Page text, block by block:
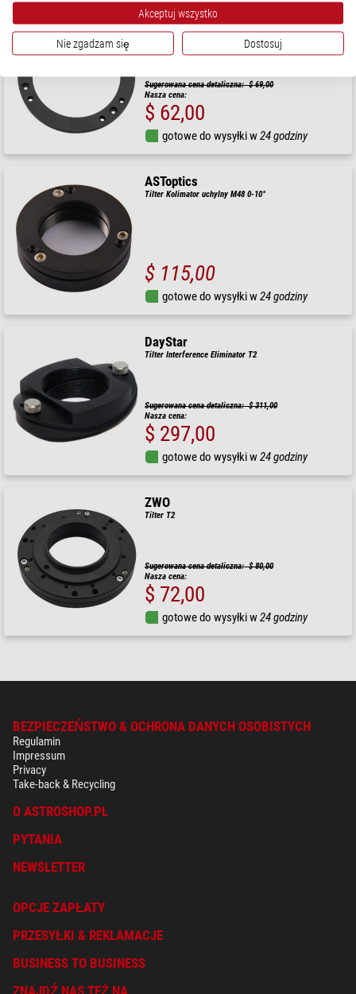
ZWO
Tilter M68
Sugerowana cena detaliczna: $ 69,00
Nasza cena:
$ 62,00
gotowe do wysyłki w24 godziny
ASToptics
Tilter Kolimator uchylny M48 0-10°
$ 115,00
gotowe do wysyłki w24 godziny
DayStar
Tilter Interference Eliminator T2
Sugerowana cena detaliczna: $ 311,00
Nasza cena:
$ 297,00
gotowe do wysyłki w24 godziny
ZWO
Tilter T2
Sugerowana cena detaliczna: $ 80,00
Nasza cena:
$ 72,00
gotowe do wysyłki w24 godziny
BEZPIECZEŃSTWO & OCHRONA DANYCH OSOBISTYCH
Regulamin
Impressum
Privacy
Take-back & Recycling
O ASTROSHOP.PL
PYTANIA
NEWSLETTER
OPCJE ZAPŁATY
PRZESYŁKI & REKLAMACJE
BUSINESS TO BUSINESS
Akceptuj wszystko
Nie zgadzam się Dostosuj